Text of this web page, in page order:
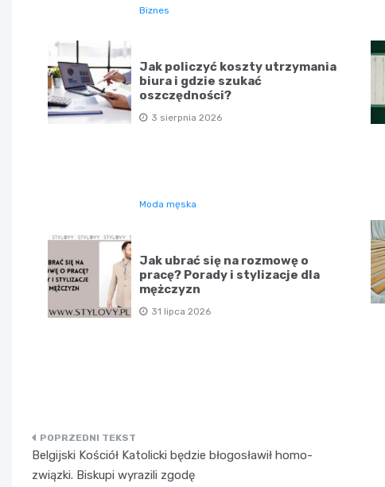
Biznes
Jak policzyć koszty utrzymania
biura i gdzie szukać
oszczędności?
3 sierpnia 2026
Moda męska
Jak ubrać się na rozmowę o
pracę? Porady i stylizacje dla
mężczyzn
31 lipca 2026
Nawigacja
wpisu
Belgijski Kościół Katolicki będzie błogosławił homo-
związki. Biskupi wyrazili zgodę